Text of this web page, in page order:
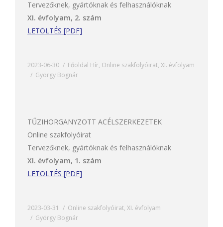
Tervezőknek, gyártóknak és felhasználóknak
XI. évfolyam, 2. szám
LETÖLTÉS [PDF]
2023-06-30 Főoldal Hír, Online szakfolyóirat, XI. évfolyam
György Bognár
TŰZIHORGANYZOTT ACÉLSZERKEZETEK
Online szakfolyóirat
Tervezőknek, gyártóknak és felhasználóknak
XI. évfolyam, 1. szám
LETÖLTÉS [PDF]
2023-03-31 Online szakfolyóirat, XI. évfolyam
György Bognár